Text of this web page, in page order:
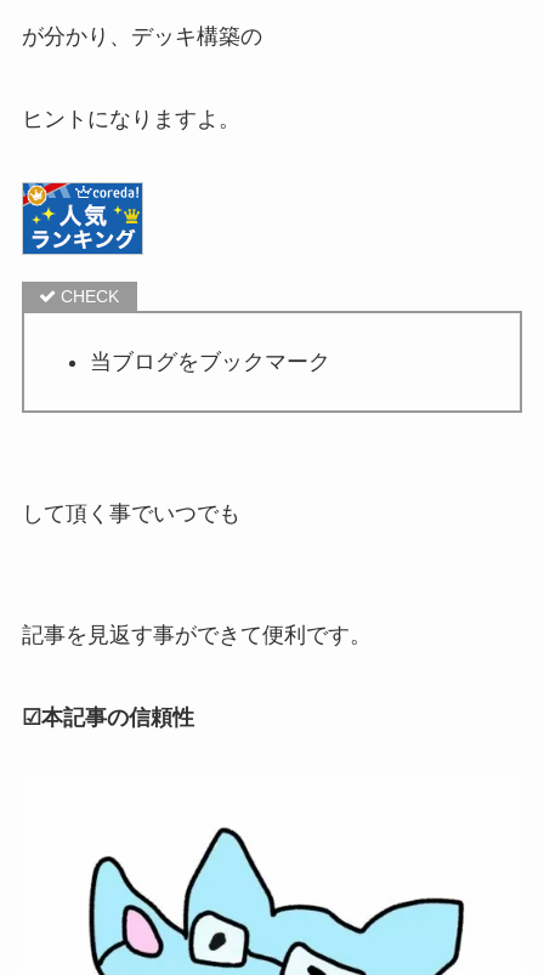
が分かり、デッキ構築の
ヒントになりますよ。
当ブログをブックマーク
して頂く事でいつでも
記事を見返す事ができて便利です。
☑本記事の信頼性